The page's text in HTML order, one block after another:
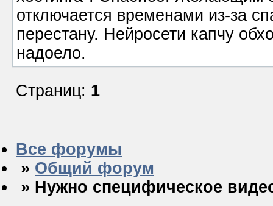
отключается временами из-за
перестану. Нейросети капчу
надоело.
Страниц: 1
Все форумы
» Общий форум
» Нужно специфическое